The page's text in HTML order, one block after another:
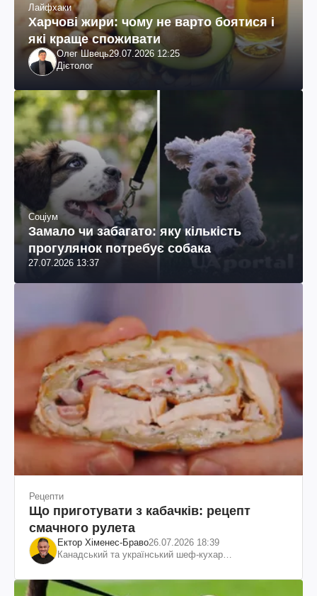
Лайфхаки
Харчові жири: чому не варто боятися і
які краще споживати
Олег Швець29.07.2026 12:25
Дієтолог
Соціум
Замало чи забагато: яку кількість
прогулянок потребує собака
27.07.2026 13:37
Рецепти
Що приготувати з кабачків: рецепт
смачного рулета
Ектор Хіменес-Браво26.07.2026 18:39
Канадський та український шеф-кухар